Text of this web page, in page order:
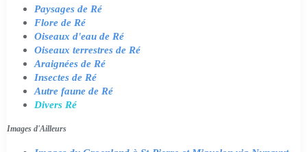
Paysages de Ré
Flore de Ré
Oiseaux d'eau de Ré
Oiseaux terrestres de Ré
Araignées de Ré
Insectes de Ré
Autre faune de Ré
Divers Ré
Images d'Ailleurs